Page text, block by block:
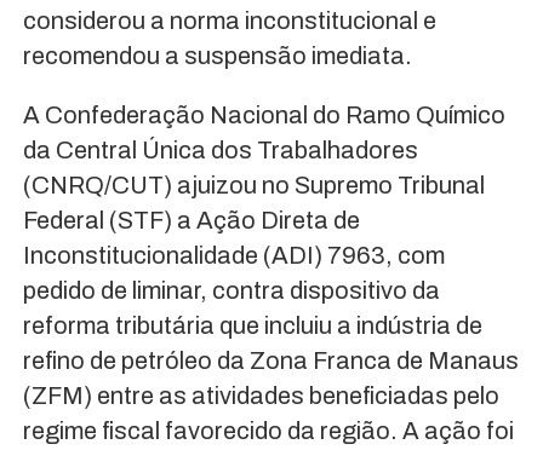
considerou a norma inconstitucional e
recomendou a suspensão imediata.
A Confederação Nacional do Ramo Químico
da Central Única dos Trabalhadores
(CNRQ/CUT) ajuizou no Supremo Tribunal
Federal (STF) a Ação Direta de
Inconstitucionalidade (ADI) 7963, com
pedido de liminar, contra dispositivo da
reforma tributária que incluiu a indústria de
refino de petróleo da Zona Franca de Manaus
(ZFM) entre as atividades beneficiadas pelo
regime fiscal favorecido da região. A ação foi